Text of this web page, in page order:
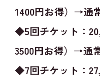
1400円お得）→通
◆5回チケット：
3500円お得）→通
◆7回チケット：